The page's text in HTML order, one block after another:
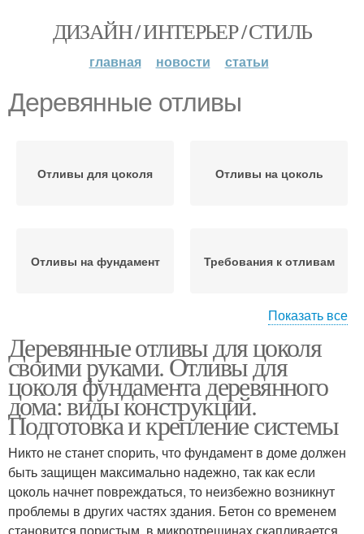
ДИЗАЙН / ИНТЕРЬЕР / СТИЛЬ
главная новости статьи
Деревянные отливы
Отливы для цоколя Отливы на цоколь
Отливы на фундамент Требования к отливам
доме
Оконные отливы
Отлив на фундамент
Показать все
Деревянные отливы для цоколя
своими руками. Отливы для
цоколя фундамента деревянного
дома: виды конструкций.
Подготовка и крепление системы
Никто не станет спорить, что фундамент в доме должен
быть защищен максимально надежно, так как если
цоколь начнет повреждаться, то неизбежно возникнут
проблемы в других частях здания. Бетон со временем